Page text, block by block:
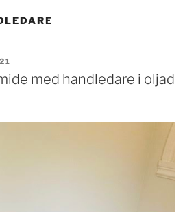
med handledare i oljad